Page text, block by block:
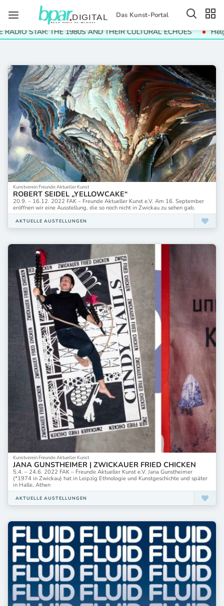
Das Kunst-Portal
STAR: THE 1980S AND THEIR CULTURAL ECHOES Helga
Kunstverein Freunde Aktueller Kunst
ROBERT SEIDEL „YELLOWCAKE“
20.9. – 16.12. 2022 FAK – Freunde Aktueller Kunst e.V. Am 16. September
eröffnen wir eine Ausstellung, die so noch nicht in Zwickau zu sehen gab.
AKTUELLE AUSTELLUNGEN
Kunstverein Freunde Aktueller Kunst
JANA GUNSTHEIMER | ZWICKAUER FRIED CHICKEN
5.4. – 24.6. 2022 FAK – Freunde Aktueller Kunst e.V. Jana Gunstheimer
(*1974 in Zwickau) hat in Leipzig Ethnologie und Kunstgeschichte und später
in Halle, Athen
AKTUELLE AUSTELLUNGEN